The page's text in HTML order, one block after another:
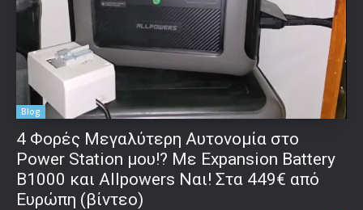
Blog
4 Φορές Μεγαλύτερη Αυτονομία στο
Power Station μου!? Με Expansion Battery
B1000 και Allpowers Ναι! Στα 449€ από
Ευρώπη (βίντεο)